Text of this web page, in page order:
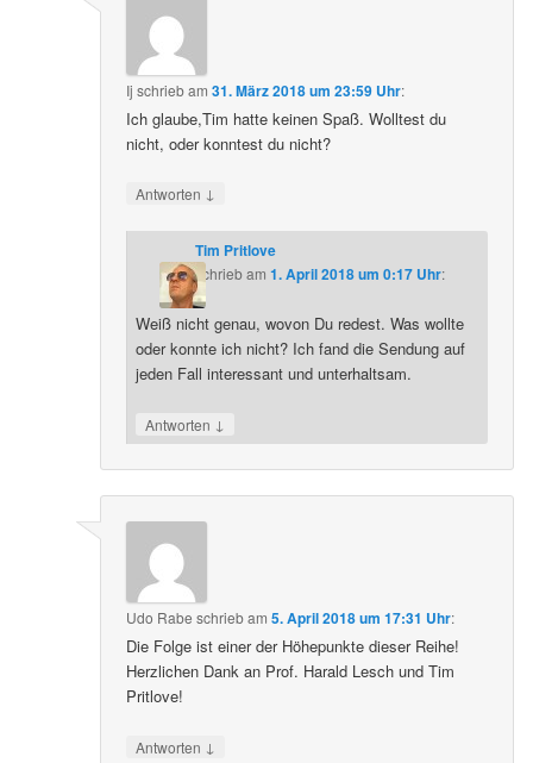
Ij schriebam31. März 2018 um 23:59 Uhr:
Ich glaube,Tim hatte keinen Spaß. Wolltest du
nicht, oder konntest du nicht?
Antworten ↓
Tim Pritlove
schriebam 1. April 2018 um 0:17 Uhr:
Weiß nicht genau, wovon Du redest. Was wollte
oder konnte ich nicht? Ich fand die Sendung auf
jeden Fall interessant und unterhaltsam.
Antworten ↓
Udo Rabe schriebam5. April 2018 um 17:31 Uhr:
Die Folge ist einer der Höhepunkte dieser Reihe!
Herzlichen Dank an Prof. Harald Lesch und Tim
Pritlove!
Antworten ↓